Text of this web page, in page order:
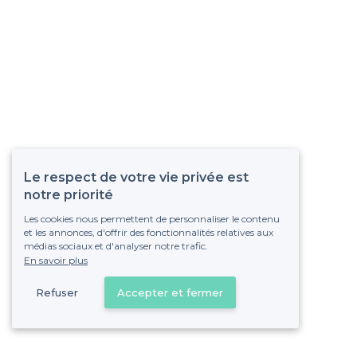
Le respect de votre vie privée est
notre priorité
Les cookies nous permettent de personnaliser le contenu
et les annonces, d'offrir des fonctionnalités relatives aux
médias sociaux et d'analyser notre trafic.
En savoir plus
Refuser Accepter et fermer